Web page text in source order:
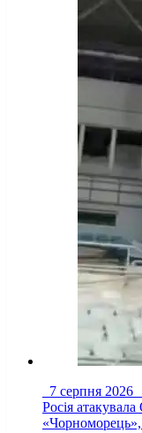
7 серпня 2026
Росія